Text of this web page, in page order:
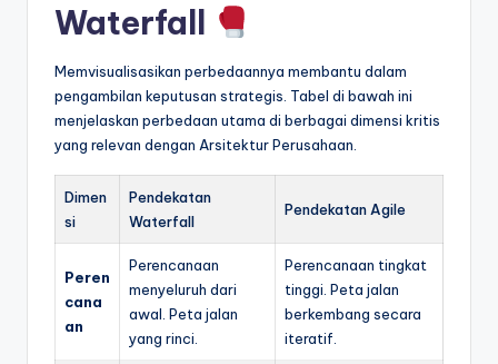
Waterfall
Memvisualisasikan perbedaannya membantu dalam
pengambilan keputusan strategis. Tabel di bawah ini
menjelaskan perbedaan utama di berbagai dimensi kritis
yang relevan dengan Arsitektur Perusahaan.
Dimen
si
Pendekatan
Waterfall
Pendekatan Agile
Peren
cana
an
Perencanaan
menyeluruh dari
awal. Peta jalan
yang rinci.
Perencanaan tingkat
tinggi. Peta jalan
berkembang secara
iteratif.